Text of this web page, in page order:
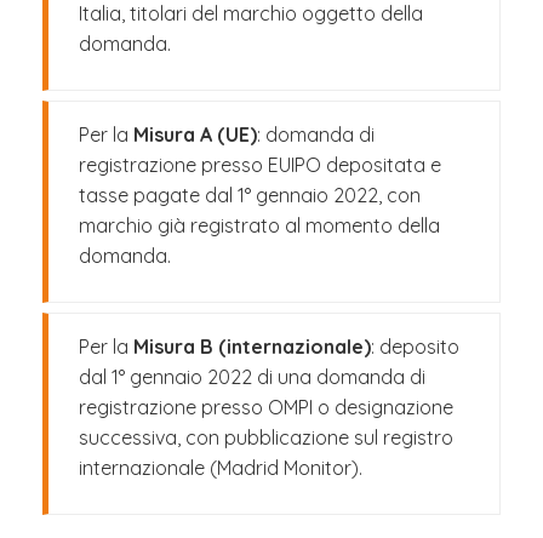
Italia, titolari del marchio oggetto della
domanda.
Per la Misura A (UE): domanda di
registrazione presso EUIPO depositata e
tasse pagate dal 1° gennaio 2022, con
marchio già registrato al momento della
domanda.
Per la Misura B (internazionale): deposito
dal 1° gennaio 2022 di una domanda di
registrazione presso OMPI o designazione
successiva, con pubblicazione sul registro
internazionale (Madrid Monitor).